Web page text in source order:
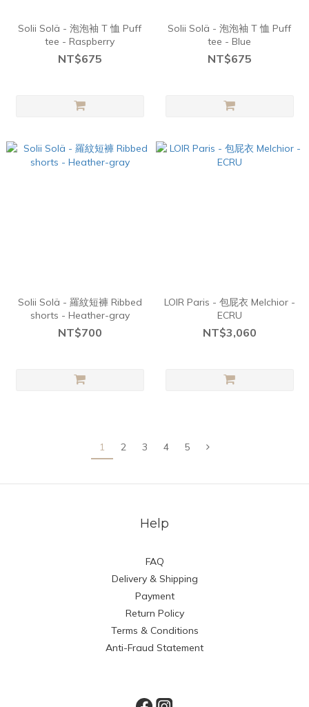
Solii Solä - 泡泡袖 T 恤 Puff
tee - Raspberry
NT$675
Solii Solä - 泡泡袖 T 恤 Puff
tee - Blue
NT$675
Solii Solä - 羅紋短褲 Ribbed
shorts - Heather-gray
NT$700
LOIR Paris - 包屁衣 Melchior -
ECRU
NT$3,060
1 2 3 4 5
Help
FAQ
Delivery & Shipping
Payment
Return Policy
Terms & Conditions
Anti-Fraud Statement